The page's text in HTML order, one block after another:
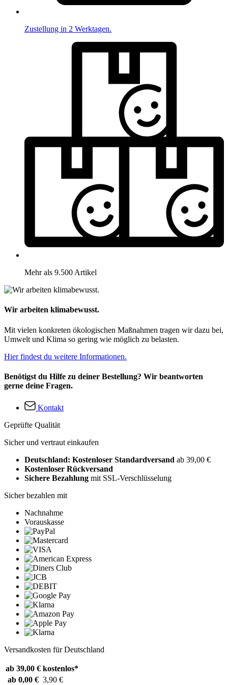
Zustellung in 2 Werktagen.
Mehr als 9.500 Artikel
Wir arbeiten klimabewusst.
Mit vielen konkreten ökologischen Maßnahmen tragen wir dazu bei,
Umwelt und Klima so gering wie möglich zu belasten.
Hier findest du weitere Informationen.
Benötigst du Hilfe zu deiner Bestellung? Wir beantworten
gerne deine Fragen.
Kontakt
Geprüfte Qualität
Sicher und vertraut einkaufen
Deutschland: Kostenloser Standardversand ab 39,00 €
Kostenloser Rückversand
Sichere Bezahlung mit SSL-Verschlüsselung
Sicher bezahlen mit
Nachnahme
Vorauskasse
Versandkosten für Deutschland
ab 39,00 € kostenlos*
ab 0,00 € 3,90 €